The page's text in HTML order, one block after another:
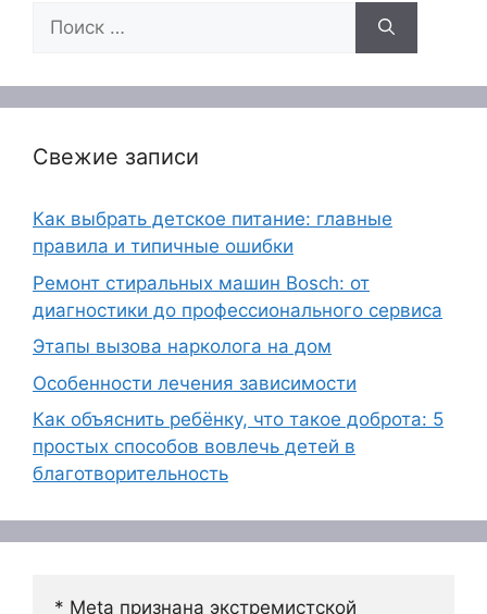
Поиск:
Свежие записи
Как выбрать детское питание: главные
правила и типичные ошибки
Ремонт стиральных машин Bosch: от
диагностики до профессионального сервиса
Этапы вызова нарколога на дом
Особенности лечения зависимости
Как объяснить ребёнку, что такое доброта: 5
простых способов вовлечь детей в
благотворительность
* Meta признана экстремистской